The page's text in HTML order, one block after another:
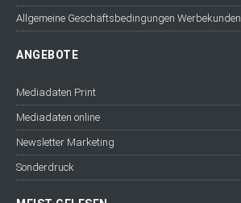
Allgemeine Geschäftsbedingungen Werbekunden
ANGEBOTE
Mediadaten Print
Mediadaten online
Newsletter Marketing
Sonderdruck